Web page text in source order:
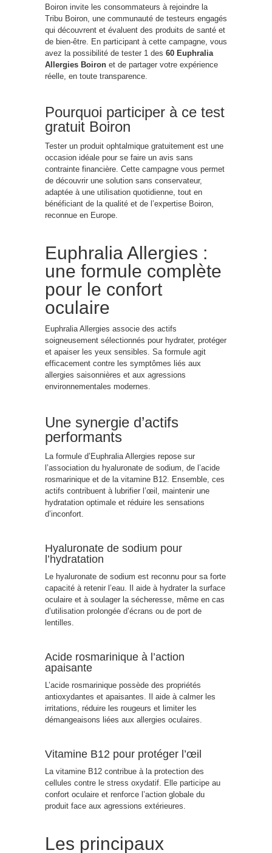
Boiron invite les consommateurs à rejoindre la
Tribu Boiron, une communauté de testeurs engagés
qui découvrent et évaluent des produits de santé et
de bien-être. En participant à cette campagne, vous
avez la possibilité de tester 1 des 60 Euphralia
Allergies Boiron et de partager votre expérience
réelle, en toute transparence.
Pourquoi participer à ce test
gratuit Boiron
Tester un produit ophtalmique gratuitement est une
occasion idéale pour se faire un avis sans
contrainte financière. Cette campagne vous permet
de découvrir une solution sans conservateur,
adaptée à une utilisation quotidienne, tout en
bénéficiant de la qualité et de l’expertise Boiron,
reconnue en Europe.
Euphralia Allergies :
une formule complète
pour le confort
oculaire
Euphralia Allergies associe des actifs
soigneusement sélectionnés pour hydrater, protéger
et apaiser les yeux sensibles. Sa formule agit
efficacement contre les symptômes liés aux
allergies saisonnières et aux agressions
environnementales modernes.
Une synergie d’actifs
performants
La formule d’Euphralia Allergies repose sur
l’association du hyaluronate de sodium, de l’acide
rosmarinique et de la vitamine B12. Ensemble, ces
actifs contribuent à lubrifier l’œil, maintenir une
hydratation optimale et réduire les sensations
d’inconfort.
Hyaluronate de sodium pour
l’hydratation
Le hyaluronate de sodium est reconnu pour sa forte
capacité à retenir l’eau. Il aide à hydrater la surface
oculaire et à soulager la sécheresse, même en cas
d’utilisation prolongée d’écrans ou de port de
lentilles.
Acide rosmarinique à l’action
apaisante
L’acide rosmarinique possède des propriétés
antioxydantes et apaisantes. Il aide à calmer les
irritations, réduire les rougeurs et limiter les
démangeaisons liées aux allergies oculaires.
Vitamine B12 pour protéger l’œil
La vitamine B12 contribue à la protection des
cellules contre le stress oxydatif. Elle participe au
confort oculaire et renforce l’action globale du
produit face aux agressions extérieures.
Les principaux